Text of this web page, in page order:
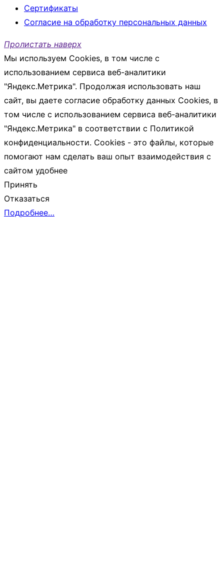
Сертификаты
Согласие на обработку персональных данных
Пролистать наверх
Мы используем Cookies, в том числе с
использованием сервиса веб-аналитики
"Яндекс.Метрика". Продолжая использовать наш
сайт, вы даете согласие обработку данных Cookies, в
том числе с использованием сервиса веб-аналитики
"Яндекс.Метрика" в соответствии с Политикой
конфиденциальности. Cookies - это файлы, которые
помогают нам сделать ваш опыт взаимодействия с
сайтом удобнее
Принять
Отказаться
Подробнее…